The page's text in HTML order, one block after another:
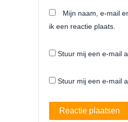
Mijn naam, e-mail
ik een reactie plaats.
Stuur mij een e-mail
Stuur mij een e-mail